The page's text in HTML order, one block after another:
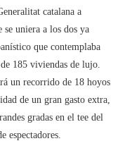
catalana a
uniera a los dos ya
que contemplaba
185 viviendas de lujo.
un recorrido de 18 hoyos
de un gran gasto extra,
gradas en el tee del
espectadores.